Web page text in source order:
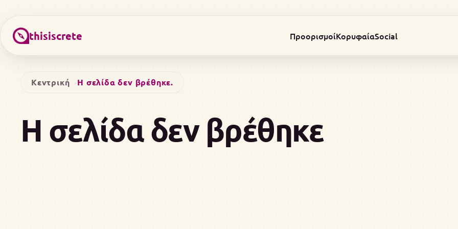
thisiscrete ΠροορισμοίΚορυφαίαSocial
Κεντρική Η σελίδα δεν βρέθηκε.
Η σελίδα δεν βρέθηκε